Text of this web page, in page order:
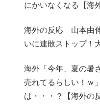
にかいなくなる【海
海外の反応 山本由
いに連敗ストップ！
海外「今年、夏の暑
売れてるらしい！ｗ
は・・・？【海外の